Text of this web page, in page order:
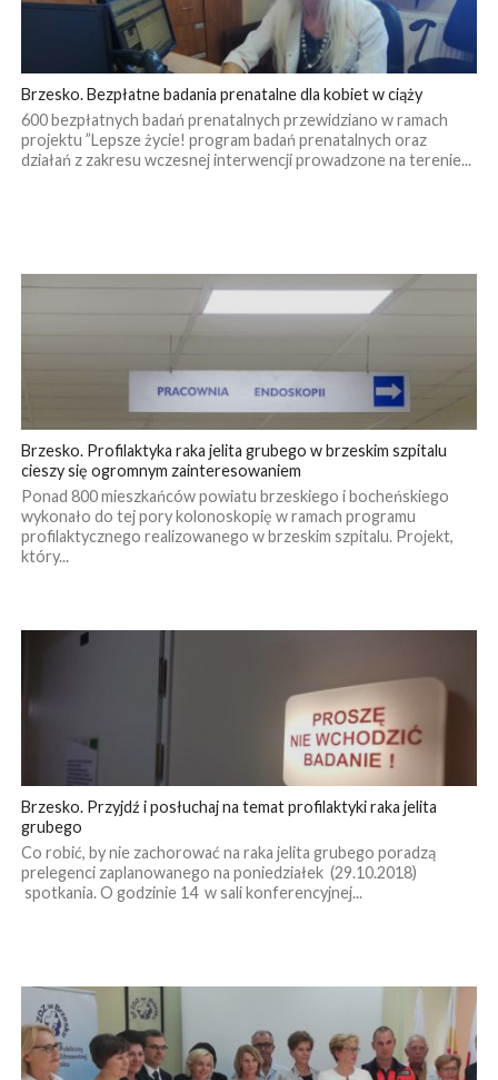
Brzesko. Bezpłatne badania prenatalne dla kobiet w ciąży
600 bezpłatnych badań prenatalnych przewidziano w ramach
projektu ”Lepsze życie! program badań prenatalnych oraz
działań z zakresu wczesnej interwencji prowadzone na terenie...
Brzesko. Profilaktyka raka jelita grubego w brzeskim szpitalu
cieszy się ogromnym zainteresowaniem
Ponad 800 mieszkańców powiatu brzeskiego i bocheńskiego
wykonało do tej pory kolonoskopię w ramach programu
profilaktycznego realizowanego w brzeskim szpitalu. Projekt,
który...
Brzesko. Przyjdź i posłuchaj na temat profilaktyki raka jelita
grubego
Co robić, by nie zachorować na raka jelita grubego poradzą
prelegenci zaplanowanego na poniedziałek (29.10.2018)
spotkania. O godzinie 14 w sali konferencyjnej...